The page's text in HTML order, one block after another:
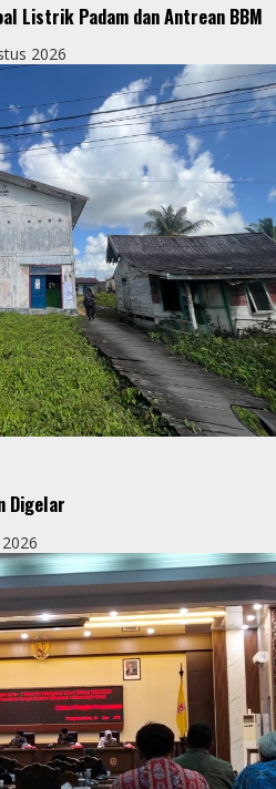
Listrik Padam dan Antrean BBM
2026
Digelar